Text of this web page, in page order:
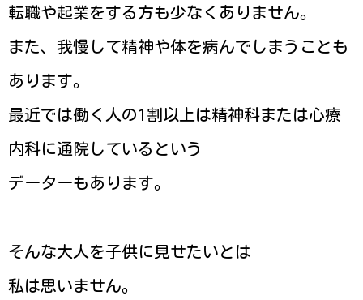
転職や起業をする方も少なくありません。
また、我慢して精神や体を病んでしまうことも
あります。
最近では働く人の1割以上は精神科または心療
内科に通院しているという
データーもあります。
そんな大人を子供に見せたいとは
私は思いません。